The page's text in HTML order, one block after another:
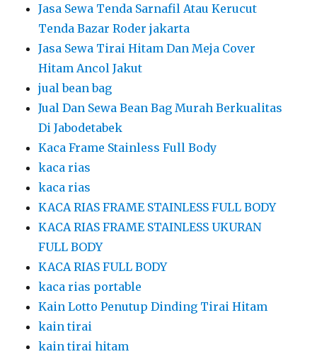
Jasa Sewa Tenda Sarnafil Atau Kerucut
Tenda Bazar Roder jakarta
Jasa Sewa Tirai Hitam Dan Meja Cover
Hitam Ancol Jakut
jual bean bag
Jual Dan Sewa Bean Bag Murah Berkualitas
Di Jabodetabek
Kaca Frame Stainless Full Body
kaca rias
kaca rias
KACA RIAS FRAME STAINLESS FULL BODY
KACA RIAS FRAME STAINLESS UKURAN
FULL BODY
KACA RIAS FULL BODY
kaca rias portable
Kain Lotto Penutup Dinding Tirai Hitam
kain tirai
kain tirai hitam